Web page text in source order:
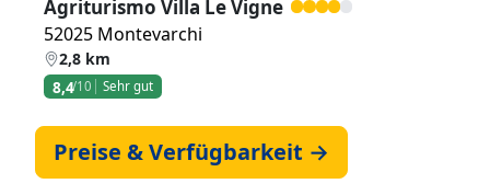
Agriturismo Villa Le Vigne
52025 Montevarchi
2,8 km
8,4/10 Sehr gut
Preise & Verfügbarkeit →